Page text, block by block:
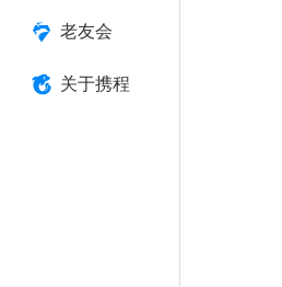
老友会
关于携程